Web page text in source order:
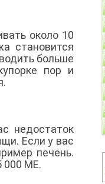
около 10
становится
больше
пор и
недостаток
Если у вас
печень.
000 МЕ.